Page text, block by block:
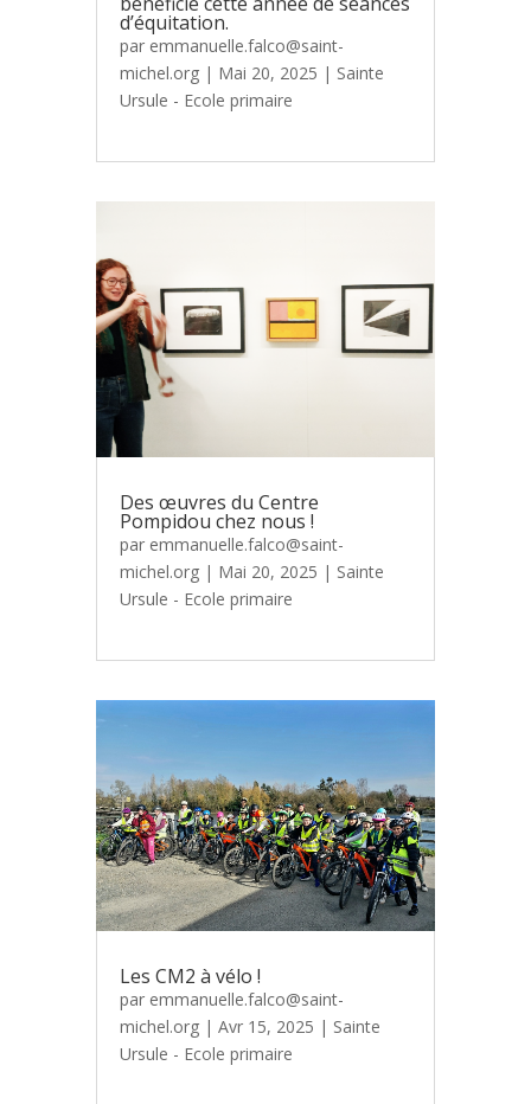
d’équitation.
par emmanuelle.falco@saint-
michel.org| Mai 20, 2025 | Sainte
Ursule - Ecole primaire
Des œuvres du Centre
Pompidou chez nous !
par emmanuelle.falco@saint-
michel.org| Mai 20, 2025 | Sainte
Ursule - Ecole primaire
Les CM2 à vélo !
par emmanuelle.falco@saint-
michel.org| Avr 15, 2025 | Sainte
Ursule - Ecole primaire